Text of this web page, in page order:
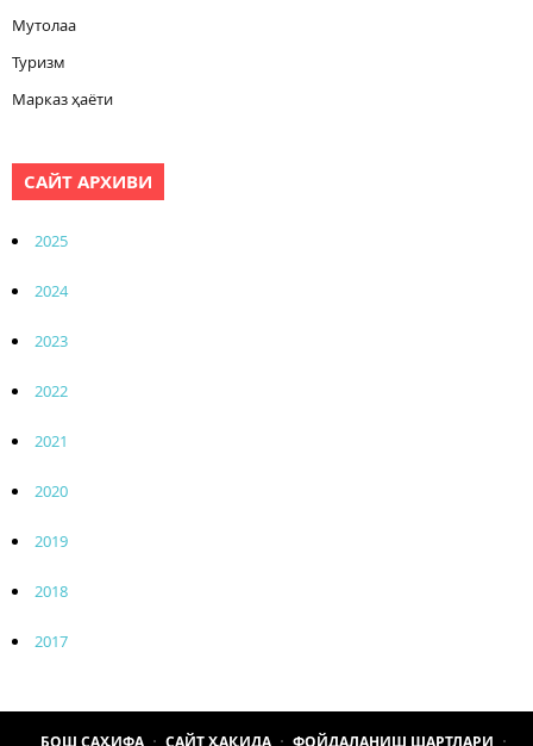
Мутолаа
Туризм
Марказ ҳаёти
САЙТ АРХИВИ
2025
2024
2023
2022
2021
2020
2019
2018
2017
БОШ САҲИФА САЙТ ҲАҚИДА ФОЙДАЛАНИШ ШАРТЛАРИ